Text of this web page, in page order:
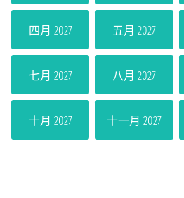
四月 2027 五月 2027
七月 2027 八月 2027
十月 2027 十一月 2027